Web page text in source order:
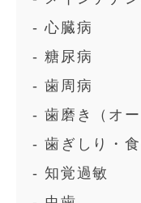
心臓病
糖尿病
歯周病
歯磨き（オー
歯ぎしり・
知覚過敏